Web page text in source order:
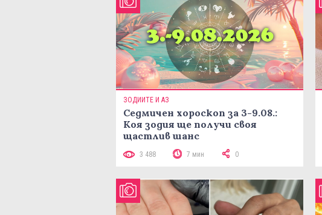
ЗОДИИТЕ И АЗ
Седмичен хороскоп за 3-9.08.:
Коя зодия ще получи своя
щастлив шанс
3 488 7 мин 0